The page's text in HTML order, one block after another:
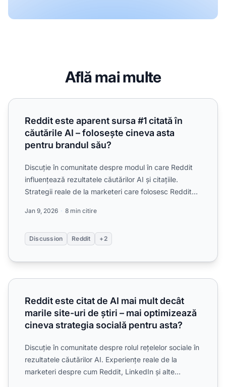
Află mai multe
Reddit este aparent sursa #1 citată în căutările AI –
Reddit este aparent sursa #1 citată în
căutările AI – folosește cineva asta
pentru brandul său?
Discuție în comunitate despre modul în care Reddit
influențează rezultatele căutărilor AI și citațiile.
Strategii reale de la marketeri care folosesc Reddit
Jan 9, 2026 8 min citire
Discussion Reddit +2
Reddit este citat de AI mai mult decât marile site-uri de
Reddit este citat de AI mai mult decât
marile site-uri de știri – mai optimizează
cineva strategia socială pentru asta?
Discuție în comunitate despre rolul rețelelor sociale în
rezultatele căutărilor AI. Experiențe reale de la
marketeri despre cum Reddit, LinkedIn și alte